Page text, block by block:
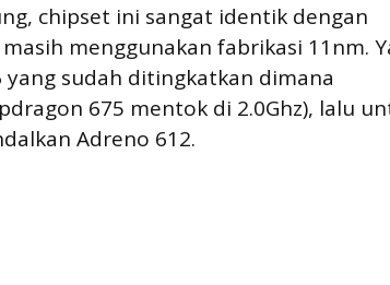
chipset ini sangat identik dengan
menggunakan fabrikasi 11nm.
sudah ditingkatkan dimana
675 mentok di 2.0Ghz), lalu
Adreno 612.